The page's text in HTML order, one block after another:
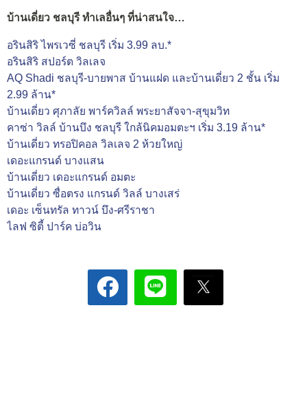
บ้านเดี่ยว ชลบุรี ทำเลอื่นๆ ที่น่าสนใจ…
อรินสิริ ไพรเวซี่ ชลบุรี เริ่ม 3.99 ลบ.*
อรินสิริ สปอร์ต วิลเลจ
AQ Shadi ชลบุรี-บายพาส บ้านแฝด และบ้านเดี่ยว 2 ชั้น เริ่ม
2.99 ล้าน*
บ้านเดี่ยว ศุภาลัย พาร์ควิลล์ พระยาสัจจา-สุขุมวิท
คาซ่า วิลล์ บ้านบึง ชลบุรี ใกล้นิคมอมตะฯ เริ่ม 3.19 ล้าน*
บ้านเดี่ยว ทรอปิคอล วิลเลจ 2 ห้วยใหญ่
เดอะแกรนด์ บางแสน
บ้านเดี่ยว เดอะแกรนด์ อมตะ
บ้านเดี่ยว ซื่อตรง แกรนด์ วิลล์ บางเสร่
เดอะ เซ็นทรัล ทาวน์ บึง-ศรีราชา
ไลฟ ซิตี้ ปาร์ค บ่อวิน